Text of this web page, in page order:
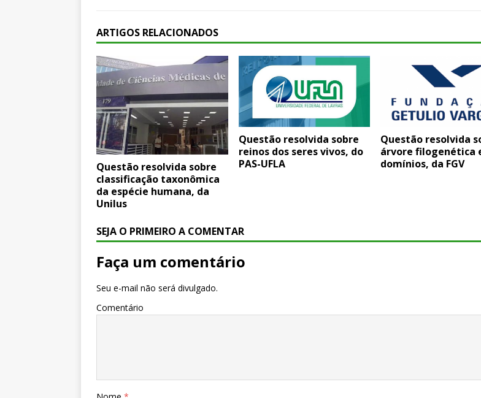
ARTIGOS RELACIONADOS
Questão resolvida sobre
classificação taxonômica
da espécie humana, da
Unilus
Questão resolvida sobre
reinos dos seres vivos, do
PAS-UFLA
Questão resolvida
árvore filogenética
domínios, da FGV
SEJA O PRIMEIRO A COMENTAR
Faça um comentário
Seu e-mail não será divulgado.
Comentário